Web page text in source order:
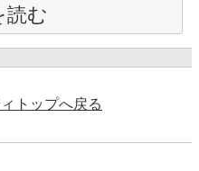
読む
トップへ戻る